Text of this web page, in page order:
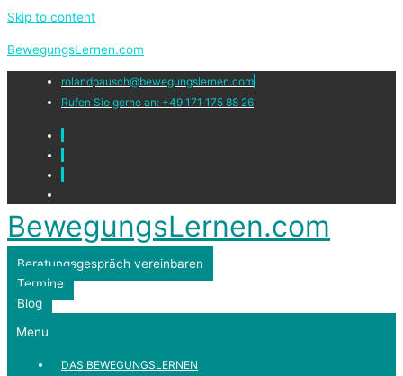
Skip to content
BewegungsLernen.com
rolandpausch@bewegungslernen.com
Rufen Sie gerne an: +49 171 175 88 26
BewegungsLernen.com
Beratungsgespräch vereinbaren
Termine
Blog
Menu
DAS BEWEGUNGSLERNEN